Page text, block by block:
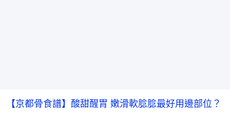
【京都骨食譜】酸甜醒胃 嫩滑軟腍腍最好用邊部位？